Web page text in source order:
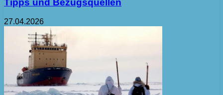
Tipps und Bezugsquellen
27.04.2026